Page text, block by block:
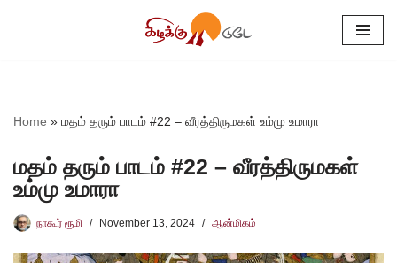
Home » மதம் தரும் பாடம் #22 – வீரத்திருமகள் உம்மு உமாரா
மதம் தரும் பாடம் #22 – வீரத்திருமகள்
உம்மு உமாரா
நாகூர் ரூமி November 13, 2024 ஆன்மிகம்